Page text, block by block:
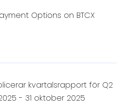
Options on BTCX
kvartalsrapport för Q2
- 31 oktober 2025